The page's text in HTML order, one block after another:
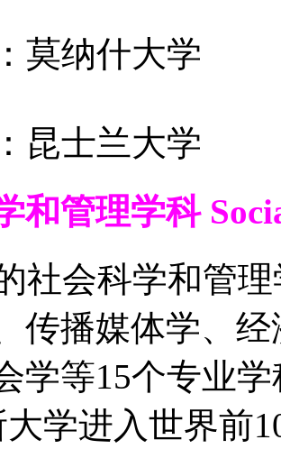
莫纳什大学
昆士兰大学
和管理学科
社会科学和管
传播媒体学、
学等15个专业
学进入世界前